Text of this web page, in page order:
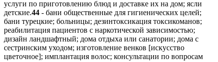
услуги по приготовлению блюд и доставке их на дом; ясли
детские.44 - бани общественные для гигиенических целей;
бани турецкие; больницы; дезинтоксикация токсикоманов;
реабилитация пациентов с наркотической зависимостью;
дизайн ландшафтный; дома отдыха или санатории; дома с
сестринским уходом; изготовление венков [искусство
цветочное]; имплантация волос; консультации по вопросам